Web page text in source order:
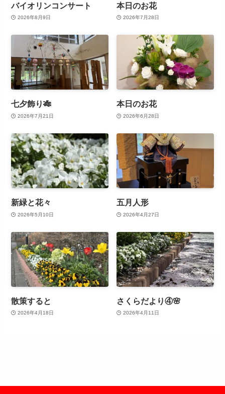
バイオリンコンサート
2026年8月9日
本日のお花
2026年7月28日
七夕飾り🎋
2026年7月21日
本日のお花
2026年6月28日
新緑と花々
2026年5月10日
五月人形
2026年4月27日
散策すると
2026年4月18日
さくらだより④🌸
2026年4月11日